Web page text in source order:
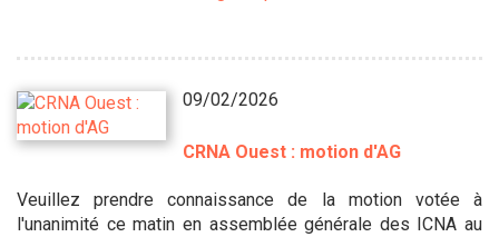
09/02/2026
CRNA Ouest : motion d'AG
Veuillez prendre connaissance de la motion votée à
l'unanimité ce matin en assemblée générale des ICNA au